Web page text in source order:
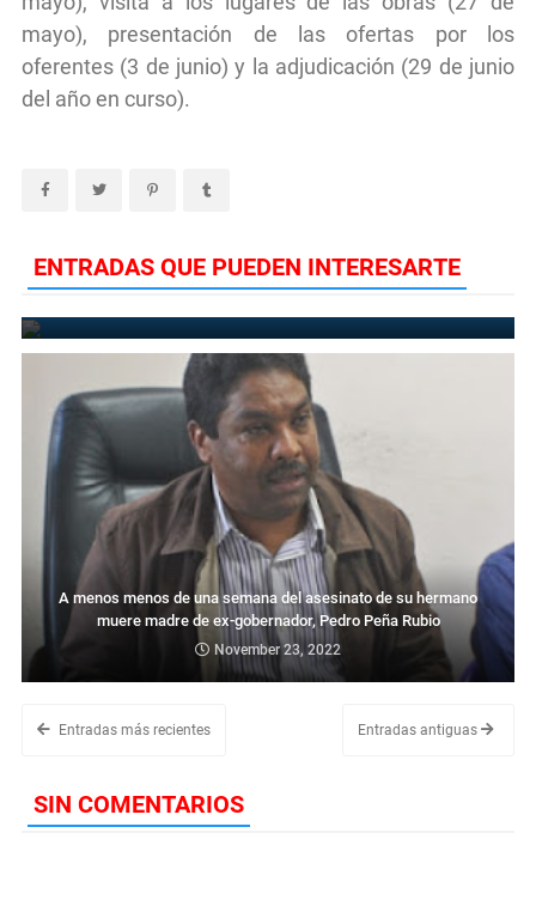
mayo), presentación de las ofertas por los
oferentes (3 de junio) y la adjudicación (29 de junio
del año en curso).
ENTRADAS QUE PUEDEN INTERESARTE
Hieren de un machetazo en la cabeza joven en Villa Central de
Barahona
A menos menos de una semana del asesinato de su hermano
muere madre de ex-gobernador, Pedro Peña Rubio
November 23, 2022
Entradas más recientes Entradas antiguas
SIN COMENTARIOS